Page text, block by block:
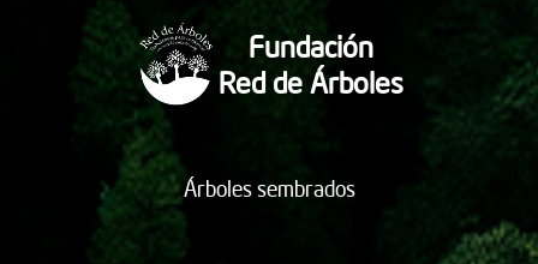
Fundación
Red de Árboles
Árboles sembrados